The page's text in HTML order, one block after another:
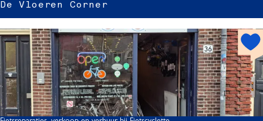
.
.
De Vloeren Corner
l
r
h
o
t
s
p
o